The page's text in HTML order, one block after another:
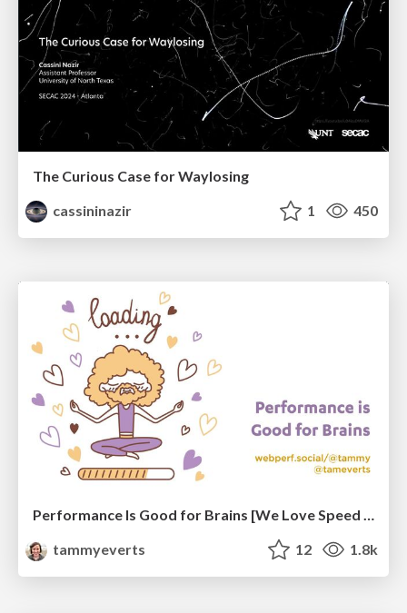
The Curious Case for Waylosing
cassininazir
1 450
tammyeverts
12 1.8k